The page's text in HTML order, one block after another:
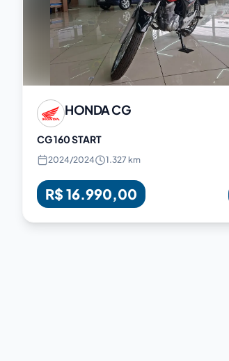
HONDACG
CG 160 START
2024/2024 1.327 km
R$ 16.990,00